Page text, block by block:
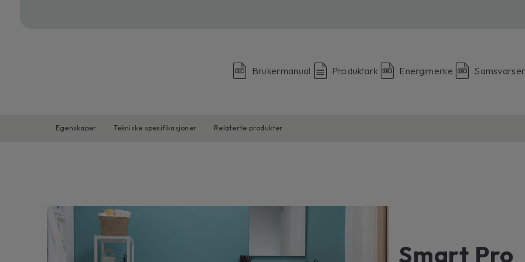
Brukermanual Produktark Energimerke
Egenskaper Tekniske spesifikasjoner Relaterte produkter
Smart Pro